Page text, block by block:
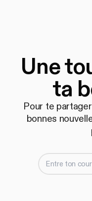
Une
ta
Pour te
bonnes
Entre ton